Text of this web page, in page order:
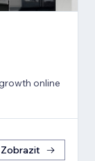
online
Zobrazit